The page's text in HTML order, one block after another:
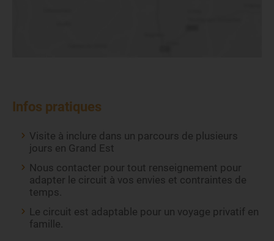
Infos pratiques
Visite à inclure dans un parcours de plusieurs
jours en Grand Est
Nous contacter pour tout renseignement pour
adapter le circuit à vos envies et contraintes de
temps.
Le circuit est adaptable pour un voyage privatif en
famille.